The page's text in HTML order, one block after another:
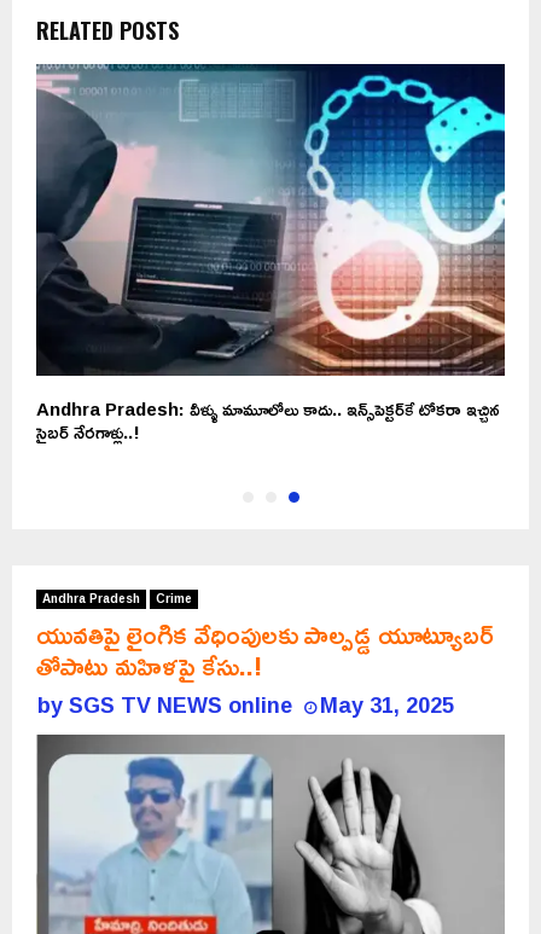
RELATED POSTS
Andhra Pradesh: వీళ్ళు మామూలోలు కాదు.. ఇన్స్‌పెక్టర్‌కే టోకరా ఇచ్చిన
సైబర్ నేరగాళ్లు..!
Andhra Pradesh Crime
యువతిపై లైంగిక వేధింపులకు పాల్పడ్డ యూట్యూబర్
తోపాటు మహిళపై కేసు..!
bySGS TV NEWS online May 31, 2025